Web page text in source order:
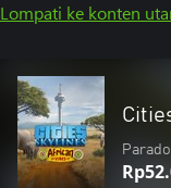
Lompati ke konten